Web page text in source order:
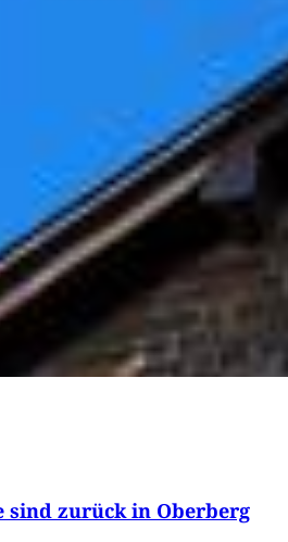
sind zurück in Oberberg